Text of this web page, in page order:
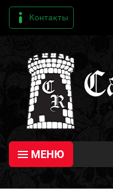
Контакты
МЕНЮ